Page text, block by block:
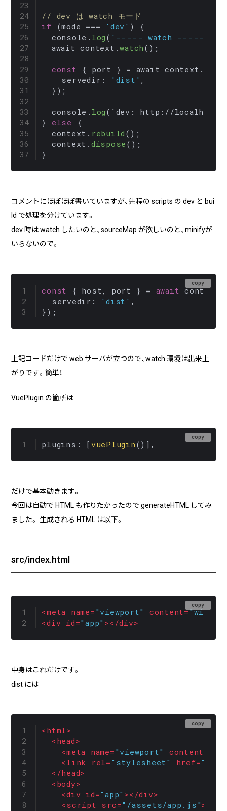
// dev は watch モード
if (mode === 'dev' ) {
  console.
log ( '----- watch -----'
  await context.
watch ();
const { port } = await context.
servedir : 'dist' ,
  });
  console.
log (` dev : http ://localhost
} else {
  context.
rebuild ();
  context.
dispose ();
コメントにほぼほぼ書いていますが、先程の scripts の dev と bui
ld で処理を分けています。
dev 時は watch したいのと、sourceMap が欲しいのと、minifyが
いらないので。
copy
const { host, port } = await context.
servedir : 'dist' ,
上記コードだけで web サーバが立つので、watch 環境は出来上
がりです。簡単！
VuePlugin の箇所は
copy
plugins: [ vuePlugin
だけで基本動きます。
今回は自動で HTML も作りたかったので generateHTML してみ
ました。 生成される HTML は以下。
src/index.html
copy
<meta name= "viewport" content=
<div id="app" ></div>
中身はこれだけです。
dist には
copy
< html>
< head>
<meta name= "viewport" content
< link rel= "stylesheet" href="/
</head>
< body>
<div id="app" ></div>
< script src="/assets/app.js" >